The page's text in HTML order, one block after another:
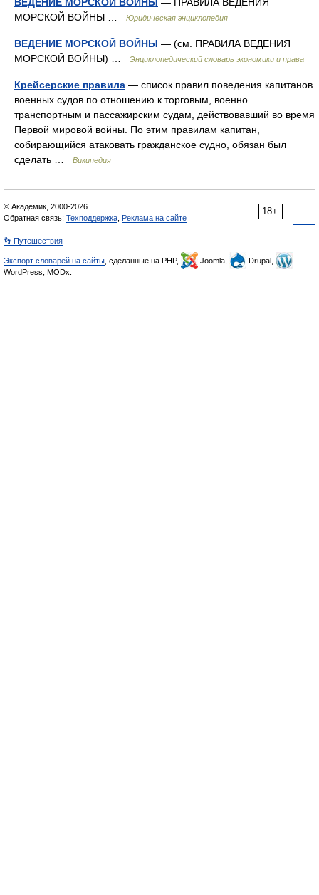
МОРСКОЙ ВОЙНЫ …
Юридическая энциклопедия
ВЕДЕНИЕ МОРСКОЙ ВОЙНЫ — (см. ПРАВИЛА ВЕДЕНИЯ
МОРСКОЙ ВОЙНЫ) …
Энциклопедический словарь экономики и права
Крейсерские правила — список правил поведения капитанов
военных судов по отношению к торговым, военно
транспортным и пассажирским судам, действовавший во время
Первой мировой войны. По этим правилам капитан,
собирающийся атаковать гражданское судно, обязан был
сделать …
Википедия
18+
© Академик, 2000-2026
Обратная связь: Техподдержка Реклама на сайте
👣 Путешествия
Экспорт словарей на сайты , сделанные на PHP, Joomla,
Drupal,
WordPress, MODx.